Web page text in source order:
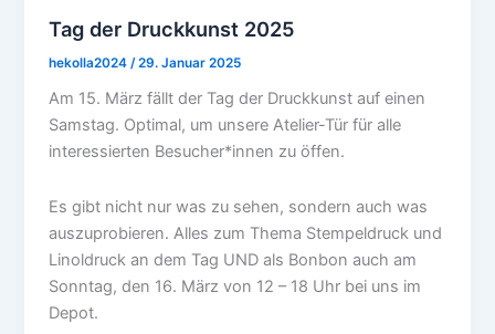
Tag der Druckkunst 2025
hekolla2024 /29. Januar 2025
Am 15. März fällt der Tag der Druckkunst auf einen
Samstag. Optimal, um unsere Atelier-Tür für alle
interessierten Besucher*innen zu öffen.
Es gibt nicht nur was zu sehen, sondern auch was
auszuprobieren. Alles zum Thema Stempeldruck und
Linoldruck an dem Tag UND als Bonbon auch am
Sonntag, den 16. März von 12 – 18 Uhr bei uns im
Depot.